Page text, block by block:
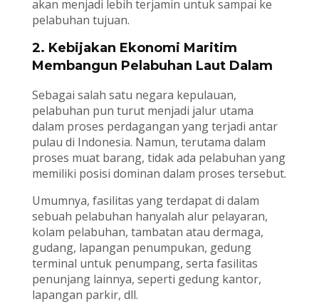
akan menjadi lebih terjamin untuk sampai ke
pelabuhan tujuan.
2. Kebijakan Ekonomi Maritim
Membangun Pelabuhan Laut Dalam
Sebagai salah satu negara kepulauan,
pelabuhan pun turut menjadi jalur utama
dalam proses perdagangan yang terjadi antar
pulau di Indonesia. Namun, terutama dalam
proses muat barang, tidak ada pelabuhan yang
memiliki posisi dominan dalam proses tersebut.
Umumnya, fasilitas yang terdapat di dalam
sebuah pelabuhan hanyalah alur pelayaran,
kolam pelabuhan, tambatan atau dermaga,
gudang, lapangan penumpukan, gedung
terminal untuk penumpang, serta fasilitas
penunjang lainnya, seperti gedung kantor,
lapangan parkir, dll.